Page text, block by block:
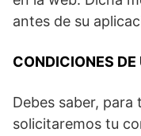
antes de su
CONDICIONES DE
Debes saber,
solicitaremos tu